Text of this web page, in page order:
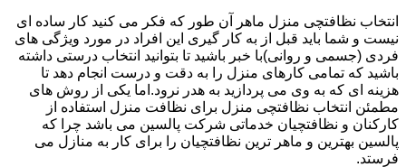
انتخاب نظافتچی منزل ماهر آن طور که فکر می کنید کار ساده ای
نیست و شما باید قبل از به کار گیری این افراد در مورد ویژگی های
فردی (جسمی و روانی)با خبر باشید تا بتوانید انتخاب درستی داشته
باشید که تمامی کارهای منزل را به دقت و درست انجام دهد تا
هزینه ای که به وی می پردازید به هدر نرود.اما یکی از روش های
مطمئن انتخاب نظافتچی منزل برای نظافت منزل استفاده از
کارکنان و نظافتچیان خدماتی شرکت پالسین می باشد چرا که
پالسین بهترین و ماهر ترین نظافتچیان را برای کار به منازل می
فرستد.